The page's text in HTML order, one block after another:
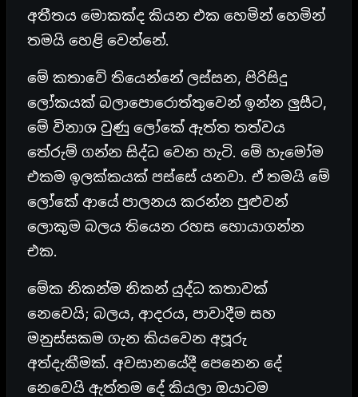
අතීතය මොකක්ද කියන එක හෙමින් හෙමින්
තමයි හෙළි වෙන්නේ.
මේ කතාවේ තියෙන්නේ ලස්සන, පිරිසිදු
ලෝකයක් බලාපොරොත්තුවෙන් ඉන්න ලුසීට,
මේ විනාශ වුණු ලෝකේ ඇත්ත තත්වය
තේරුම් ගන්න සිද්ධ වෙන හැටි. මේ හැමෝම
එකම ඉලක්කයක් පස්සේ යනවා. ඒ තමයි මේ
ලෝකේ ආයේ පාලනය කරන්න පුළුවන්
ලොකුම බලය තියෙන රහස හොයාගන්න
එක.
මේක නිකන්ම නිකන් යුද්ධ කතාවක්
නෙවෙයි; බලය, ආදරය, පාවාදීම සහ
මනුස්සකම ගැන කියවෙන අපූරු
අත්දැකීමක්. අවසානයේදී පෙනෙන දේ
නෙවෙයි ඇත්තම දේ කියලා ඔයාටම